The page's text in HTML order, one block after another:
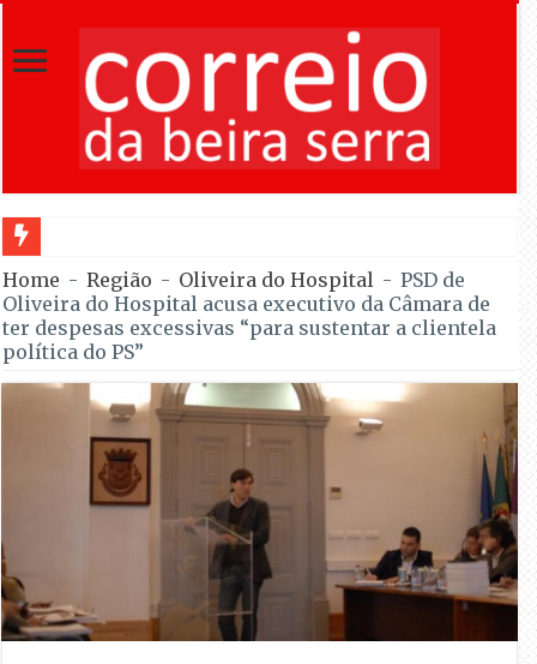
Feira Moçárabe faz recuar Lourosa ao século X a partir de hoje
Home - Região - Oliveira do Hospital - PSD de
Oliveira do Hospital acusa executivo da Câmara de
ter despesas excessivas “para sustentar a clientela
política do PS”